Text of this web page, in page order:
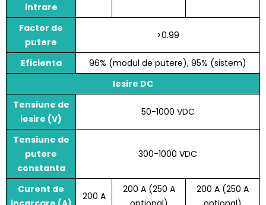
intrare
Factor de
putere
>0.99
Eficienta
96% (modul de putere), 95% (sistem)
Iesire DC
Tensiune de
iesire (V)
50-1000 VDC
Tensiune de
putere
constanta
300-1000 VDC
Curent de
200 A
200 A (250 A
200 A (250 A